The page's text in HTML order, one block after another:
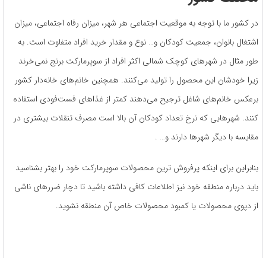
در کشور ما با توجه به موقعیت اجتماعی هر شهر، میزان رفاه اجتماعی، میزان
اشتغال بانوان، جمعیت کودکان و… نوع و مقدار خرید افراد متفاوت است. به
طور مثال در شهرهای کوچک شمالی اکثر افراد از سوپرمارکت برنج نمی‌خرند
زیرا خودشان این محصول را تولید می‌کنند. همچنین خانم‌های خانه‌دار کشور
برعکس خانم‌های شاغل ترجیح می‌دهند کمتر از غذاهای فست‌فودی استفاده
کنند. شهرهایی که نرخ تعداد کودکان آن بالا است مصرف تنقلات بیشتری در
مقایسه با دیگر شهرها دارند و… .
بنابراین برای اینکه پرفروش ترین محصولات سوپرمارکت خود را بهتر بشناسید
باید درباره منطقه خود نیز اطلاعات کافی داشته باشید تا دچار ضررهای ناشی
از دپوی محصولات یا کمبود محصولات خاص آن منطقه نشوید.